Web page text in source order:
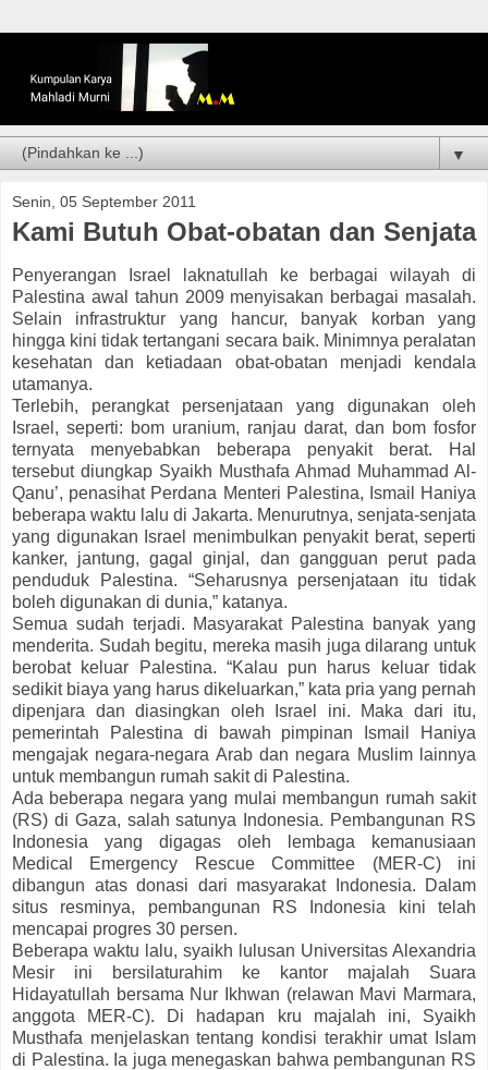
▼
Senin, 05 September 2011
Kami Butuh Obat-obatan dan Senjata
Penyerangan Israel laknatullah ke berbagai wilayah di
Palestina awal tahun 2009 menyisakan berbagai masalah.
Selain infrastruktur yang hancur, banyak korban yang
hingga kini tidak tertangani secara baik. Minimnya peralatan
kesehatan dan ketiadaan obat-obatan menjadi kendala
utamanya.
Terlebih, perangkat persenjataan yang digunakan oleh
Israel, seperti: bom uranium, ranjau darat, dan bom fosfor
ternyata menyebabkan beberapa penyakit berat. Hal
tersebut diungkap Syaikh Musthafa Ahmad Muhammad Al-
Qanu’, penasihat Perdana Menteri Palestina, Ismail Haniya
beberapa waktu lalu di Jakarta. Menurutnya, senjata-senjata
yang digunakan Israel menimbulkan penyakit berat, seperti
kanker, jantung, gagal ginjal, dan gangguan perut pada
penduduk Palestina. “Seharusnya persenjataan itu tidak
boleh digunakan di dunia,” katanya.
Semua sudah terjadi. Masyarakat Palestina banyak yang
menderita. Sudah begitu, mereka masih juga dilarang untuk
berobat keluar Palestina. “Kalau pun harus keluar tidak
sedikit biaya yang harus dikeluarkan,” kata pria yang pernah
dipenjara dan diasingkan oleh Israel ini. Maka dari itu,
pemerintah Palestina di bawah pimpinan Ismail Haniya
mengajak negara-negara Arab dan negara Muslim lainnya
untuk membangun rumah sakit di Palestina.
Ada beberapa negara yang mulai membangun rumah sakit
(RS) di Gaza, salah satunya Indonesia. Pembangunan RS
Indonesia yang digagas oleh lembaga kemanusiaan
Medical Emergency Rescue Committee (MER-C) ini
dibangun atas donasi dari masyarakat Indonesia. Dalam
situs resminya, pembangunan RS Indonesia kini telah
mencapai progres 30 persen.
Beberapa waktu lalu, syaikh lulusan Universitas Alexandria
Mesir ini bersilaturahim ke kantor majalah Suara
Hidayatullah bersama Nur Ikhwan (relawan Mavi Marmara,
anggota MER-C). Di hadapan kru majalah ini, Syaikh
Musthafa menjelaskan tentang kondisi terakhir umat Islam
di Palestina. Ia juga menegaskan bahwa pembangunan RS